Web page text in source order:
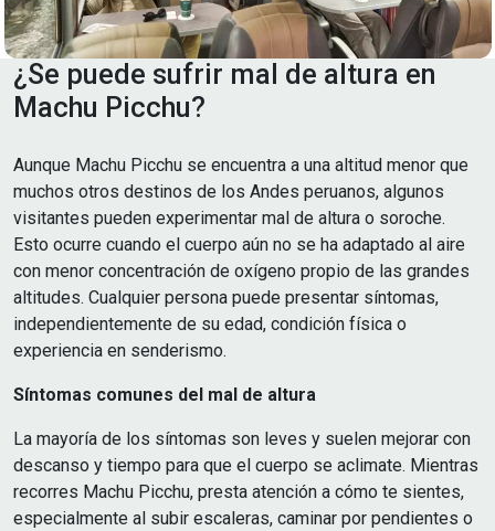
¿Se puede sufrir mal de altura en
Machu Picchu?
Aunque Machu Picchu se encuentra a una altitud menor que
muchos otros destinos de los Andes peruanos, algunos
visitantes pueden experimentar mal de altura o soroche.
Esto ocurre cuando el cuerpo aún no se ha adaptado al aire
con menor concentración de oxígeno propio de las grandes
altitudes. Cualquier persona puede presentar síntomas,
independientemente de su edad, condición física o
experiencia en senderismo.
Síntomas comunes del mal de altura
La mayoría de los síntomas son leves y suelen mejorar con
descanso y tiempo para que el cuerpo se aclimate. Mientras
recorres Machu Picchu, presta atención a cómo te sientes,
especialmente al subir escaleras, caminar por pendientes o